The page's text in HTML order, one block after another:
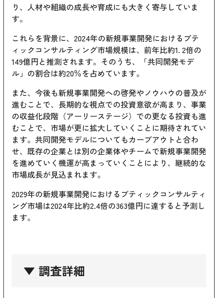
り、人材や組織の成長や育成にも大きく寄与していま
す。
これらを背景に、2024年の新規事業開発におけるブテ
ィックコンサルティング市場規模は、前年比約1. 2倍の
149億円と推測されます。そのうち、「共同開発モデ
ル」の割合は約20％を占めています。
また、今後も新規事業開発への啓発やノウハウの普及が
進むことで、長期的な視点での投資意欲が高まり、事業
の収益化段階（アーリーステージ）での更なる投資も進
むことで、市場が更に拡大していくことに期待されてい
ます。共同開発モデルについてもカーブアウトと合わ
せ、既存の企業とは別の企業体やチームで新規事業開発
を進めていく機運が高まっていくことにより、継続的な
市場成長が見込まれます。
2029年の新規事業開発におけるブティックコンサルティ
ング市場は2024年比約2.4倍の363億円に達すると予測し
ます。
▼ 調査詳細